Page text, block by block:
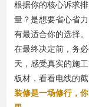
根据你的核心诉求
量？是想要省心省
有最适合你的选择。
在最终决定前，务
天，感受真实的施
板材，看看电线的截
装修是一场修行，